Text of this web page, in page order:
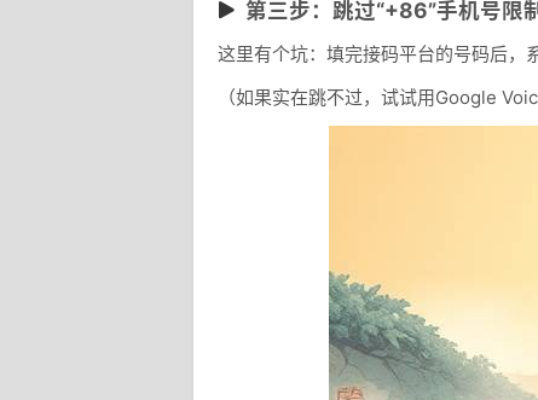
第三步：跳过“+86”手机号限
这里有个坑：填完接码平台的号码后，
（如果实在跳不过，试试用Google